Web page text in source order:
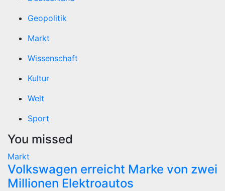
Geopolitik
Markt
Wissenschaft
Kultur
Welt
Sport
You missed
Markt
Volkswagen erreicht Marke von zwei
Millionen Elektroautos